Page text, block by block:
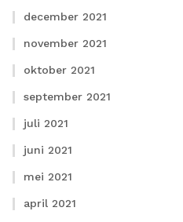
december 2021
november 2021
oktober 2021
september 2021
juli 2021
juni 2021
mei 2021
april 2021